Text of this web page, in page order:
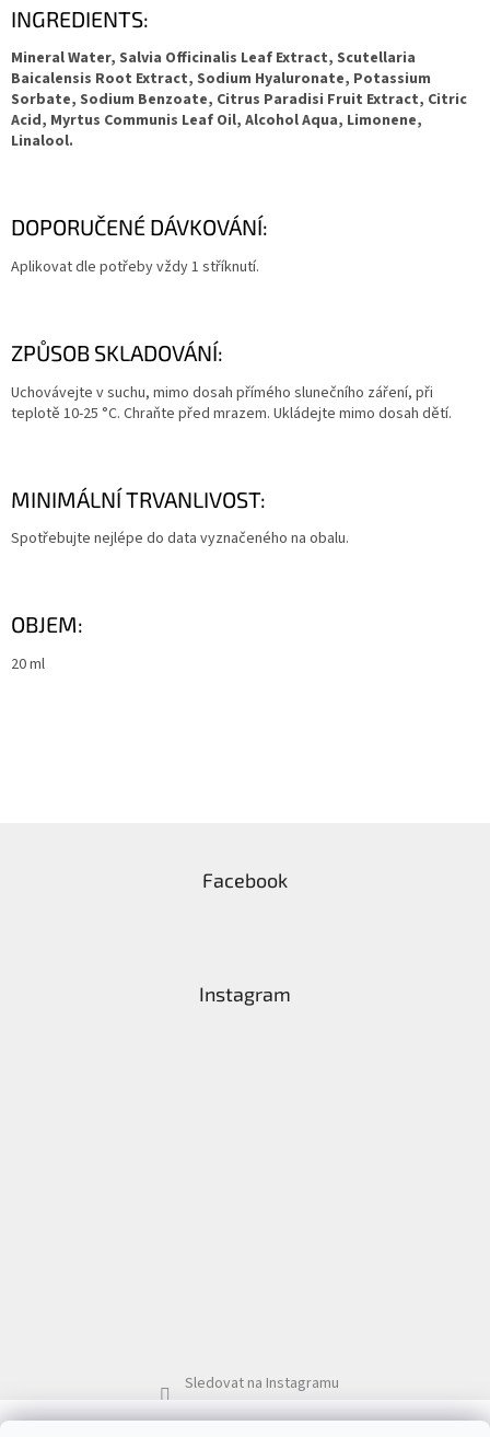
INGREDIENTS:
Mineral Water, Salvia Officinalis Leaf Extract, Scutellaria
Baicalensis Root Extract, Sodium Hyaluronate, Potassium
Sorbate, Sodium Benzoate, Citrus Paradisi Fruit Extract, Citric
Acid, Myrtus Communis Leaf Oil, Alcohol Aqua, Limonene,
Linalool.
DOPORUČENÉ DÁVKOVÁNÍ:
Aplikovat dle potřeby vždy 1 stříknutí.
ZPŮSOB SKLADOVÁNÍ:
Uchovávejte v suchu, mimo dosah přímého slunečního záření, při
teplotě 10-25 °C. Chraňte před mrazem. Ukládejte mimo dosah dětí.
MINIMÁLNÍ TRVANLIVOST:
Spotřebujte nejlépe do data vyznačeného na obalu.
OBJEM:
20 ml
Facebook
Instagram
Sledovat na Instagramu